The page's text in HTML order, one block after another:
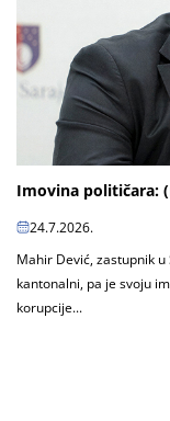
Imovina političara:
24.7.2026.
Mahir Dević, zastupnik
kantonalni, pa je svoju
korupcije...